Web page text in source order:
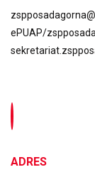
ePUAP/
ADRES